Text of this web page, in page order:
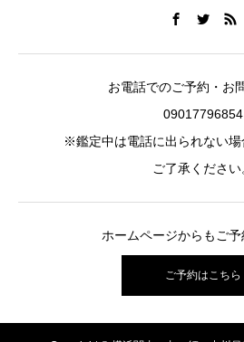
お電話でのご予約・お
09017796854
※鑑定中は電話に出られない場
ご了承ください
ホームページからもご
ご予約はこちら